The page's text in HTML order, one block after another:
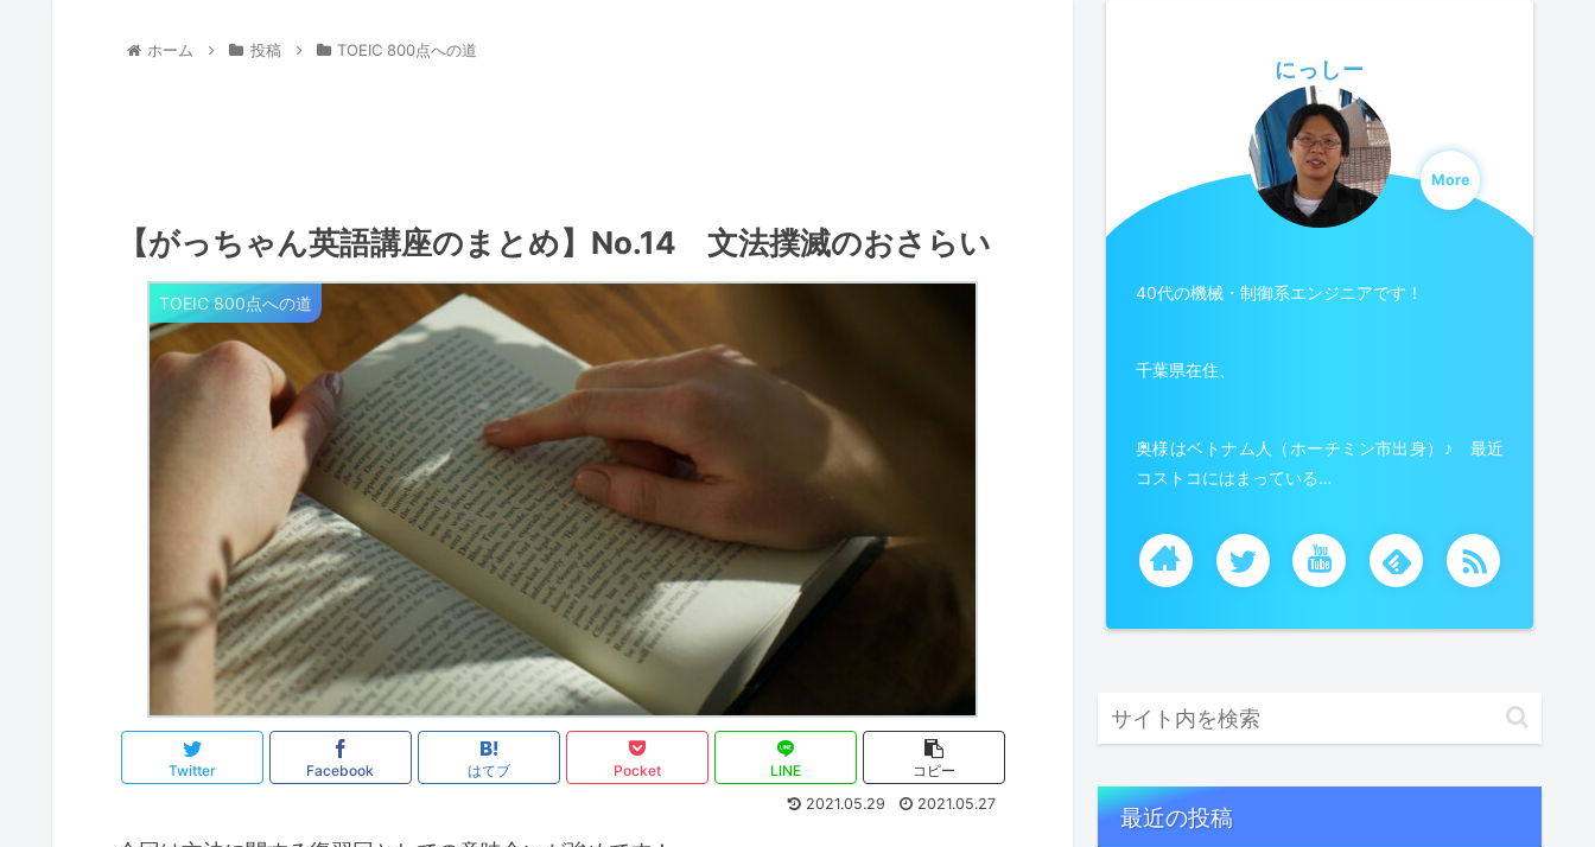
ホーム 投稿 TOEIC 800点への道
【がっちゃん英語講座のまとめ】No.14 文法撲滅のおさらい
TOEIC 800点への道
Twitter Facebook はてブ Pocket LINE
コピー
2021.05.29
2021.05.27
にっしー
40代の機械・制御系エンジニアです！
千葉県在住、
奥様はベトナム人（ホーチミン市出身）♪ 最近
コストコにはまっている…
More
最近の投稿